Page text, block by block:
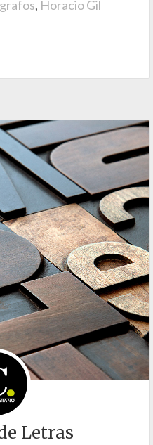
, Horacio Gil
Letras